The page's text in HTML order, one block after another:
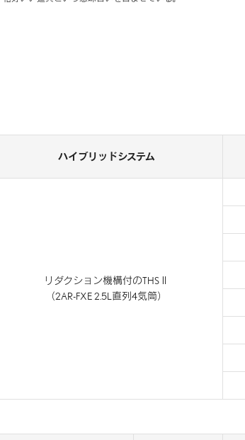
ハイブリッドシステム
リダクション機構付のTHSⅡ
（2AR-FXE 2.5L直列4気筒）